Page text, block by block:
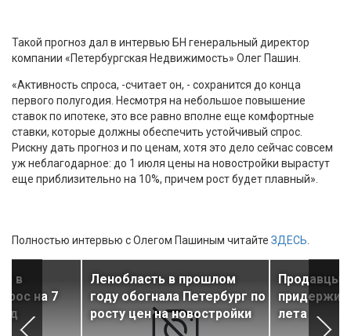
Такой прогноз дал в интервью БН генеральный директор
компании «Петербургская Недвижимость» Олег Пашин.
«Активность спроса, -считает он, - сохранится до конца
первого полугодия. Несмотря на небольшое повышение
ставок по ипотеке, это все равно вполне еще комфортные
ставки, которые должны обеспечить устойчивый спрос.
Рискну дать прогноз и по ценам, хотя это дело сейчас совсем
уж неблагодарное: до 1 июля цены на новостройки вырастут
еще приблизительно на 10%, причем рост будет плавный».
Полностью интервью с Олегом Пашиным читайте ЗДЕСЬ
в
на 7
Ленобласть в прошлом
году обогнала Петербург по
росту цен на новостройки
Продавцы
лета